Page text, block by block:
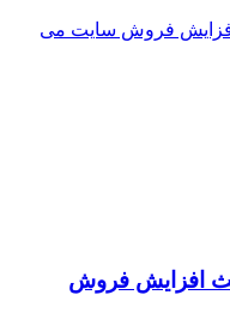
افزایش فروش